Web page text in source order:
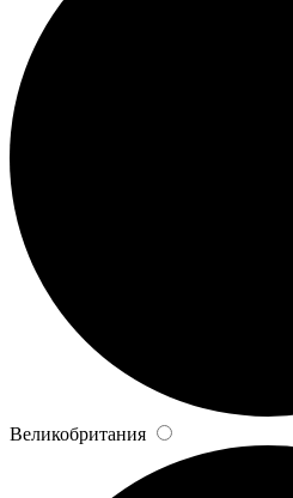
Великобритания